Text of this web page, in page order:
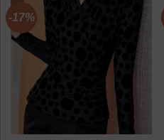
-17%